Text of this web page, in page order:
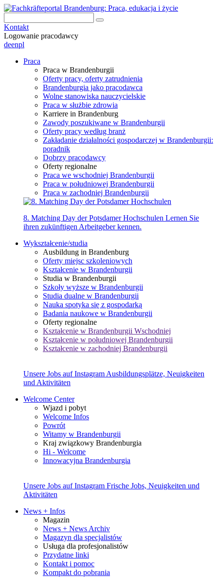
Kontakt
Logowanie pracodawcy
deenpl
Praca
Praca w Brandenburgii
Oferty pracy, oferty zatrudnienia
Brandenburgia jako pracodawca
Wolne stanowiska nauczycielskie
Praca w służbie zdrowia
Karriere in Brandenburg
Zawody poszukiwane w Brandenburgii
Oferty pracy według branż
Zakładanie działalności gospodarczej w Brandenburgii:
poradnik
Dobrzy pracodawcy
Oferty regionalne
Praca we wschodniej Brandenburgii
Praca w południowej Brandenburgii
Praca w zachodniej Brandenburgii
8. Matching Day der Potsdamer Hochschulen Lernen Sie
ihren zukünftigen Arbeitgeber kennen.
Wykształcenie/studia
Ausbildung in Brandenburg
Oferty miejsc szkoleniowych
Kształcenie w Brandenburgii
Studia w Brandenburgii
Szkoły wyższe w Brandenburgii
Studia dualne w Brandenburgii
Nauka spotyka się z gospodarką
Badania naukowe w Brandenburgii
Oferty regionalne
Kształcenie w Brandenburgii Wschodniej
Kształcenie w południowej Brandenburgii
Kształcenie w zachodniej Brandenburgii
Unsere Jobs auf Instagram Ausbildungsplätze, Neuigkeiten
und Aktivitäten
Welcome Center
Wjazd i pobyt
Welcome Infos
Powrót
Witamy w Brandenburgii
Kraj związkowy Brandenburgia
Hi - Welcome
Innowacyjna Brandenburgia
Unsere Jobs auf Instagram Frische Jobs, Neuigkeiten und
Aktivitäten
News + Infos
Magazin
News + News Archiv
Magazyn dla specjalistów
Usługa dla profesjonalistów
Przydatne linki
Kontakt i pomoc
Kompakt do pobrania